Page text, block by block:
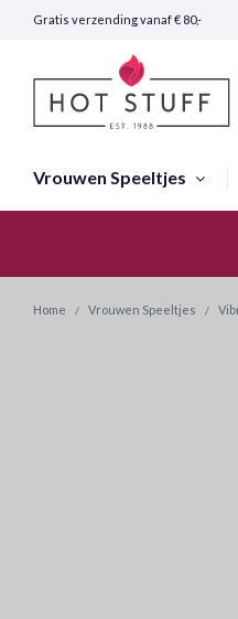
Gratis verzending vanaf € 80,-
Vrouwen Speeltjes
Home Vrouwen Speeltjes